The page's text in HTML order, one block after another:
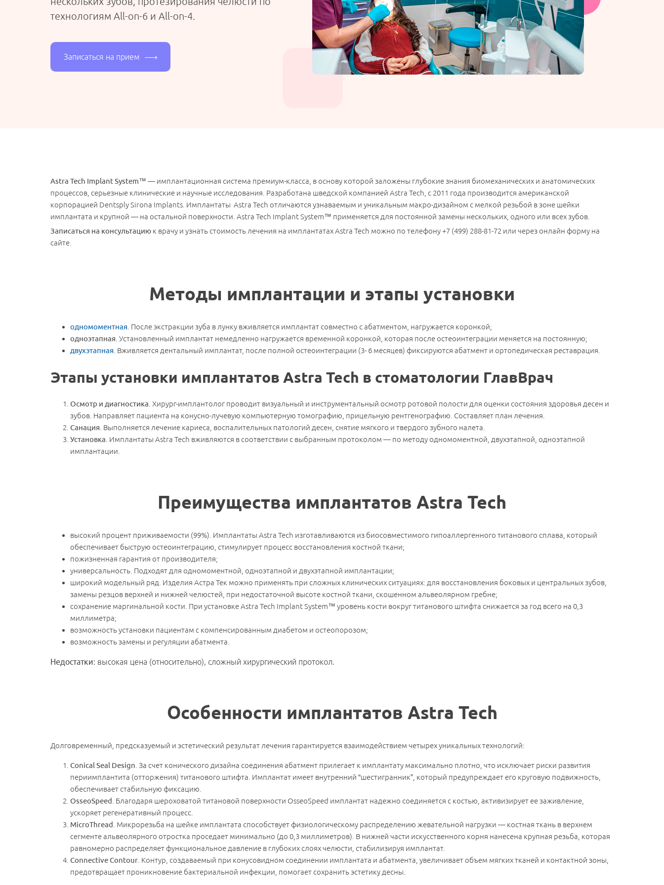
технологиям All-on-6 и All-on-4.
Записаться на прием
Astra Tech Implant System™ — имплантационная система премиум-класса, в основу которой заложены глубокие знания биомеханических и анатомических
процессов, серьезные клинические и научные исследования. Разработана шведской компанией Astra Tech, с 2011 года производится американской
корпорацией Dentsply Sirona Implants. Имплантаты Astra Tech отличаются узнаваемым и уникальным макро-дизайном с мелкой резьбой в зоне шейки
имплантата и крупной — на остальной поверхности. Astra Tech Implant System™ применяется для постоянной замены нескольких, одного или всех зубов.
Записаться на консультацию к врачу и узнать стоимость лечения на имплантатах Astra Tech можно по телефону +7 (499) 288-81-72 или через онлайн форму на
сайте.
Методы имплантации и этапы установки
одномоментная . После экстракции зуба в лунку вживляется имплантат совместно с абатментом, нагружается коронкой;
одноэтапная . Установленный имплантат немедленно нагружается временной коронкой, которая после остеоинтеграции меняется на постоянную;
двухэтапная . Вживляется дентальный имплантат, после полной остеоинтеграции (3- 6 месяцев) фиксируются абатмент и ортопедическая реставрация.
Этапы установки имплантатов Astra Tech в стоматологии ГлавВрач
Осмотр и диагностика . Хирург-имплантолог проводит визуальный и инструментальный осмотр ротовой полости для оценки состояния здоровья десен и
зубов. Направляет пациента на конусно-лучевую компьютерную томографию, прицельную рентгенографию. Составляет план лечения.
Санация . Выполняется лечение кариеса, воспалительных патологий десен, снятие мягкого и твердого зубного налета.
Установка . Имплантаты Astra Tech вживляются в соответствии с выбранным протоколом — по методу одномоментной, двухэтапной, одноэтапной
имплантации.
Преимущества имплантатов Astra Tech
высокий процент приживаемости (99%). Имплантаты Astra Tech изготавливаются из биосовместимого гипоаллергенного титанового сплава, который
обеспечивает быструю остеоинтеграцию, стимулирует процесс восстановления костной ткани;
пожизненная гарантия от производителя;
универсальность. Подходят для одномоментной, одноэтапной и двухэтапной имплантации;
широкий модельный ряд. Изделия Астра Тек можно применять при сложных клинических ситуациях: для восстановления боковых и центральных зубов,
замены резцов верхней и нижней челюстей, при недостаточной высоте костной ткани, скошенном альвеолярном гребне;
сохранение маргинальной кости. При установке Astra Tech Implant System™ уровень кости вокруг титанового штифта снижается за год всего на 0,3
миллиметра;
возможность установки пациентам с компенсированным диабетом и остеопорозом;
возможность замены и регуляции абатмента.
Недостатки: высокая цена (относительно), сложный хирургический протокол.
Особенности имплантатов Astra Tech
Долговременный, предсказуемый и эстетический результат лечения гарантируется взаимодействием четырех уникальных технологий:
Conical Seal Design . За счет конического дизайна соединения абатмент прилегает к имплантату максимально плотно, что исключает риски развития
периимплантита (отторжения) титанового штифта. Имплантат имеет внутренний “шестигранник”, который предупреждает его круговую подвижность,
обеспечивает стабильную фиксацию.
OsseoSpeed . Благодаря шероховатой титановой поверхности OsseoSpeed имплантат надежно соединяется с костью, активизирует ее заживление,
ускоряет регенеративный процесс.
MicroThread . Микрорезьба на шейке имплантата способствует физиологическому распределению жевательной нагрузки — костная ткань в верхнем
сегменте альвеолярного отростка проседает минимально (до 0,3 миллиметров). В нижней части искусственного корня нанесена крупная резьба, которая
равномерно распределяет функциональное давление в глубоких слоях челюсти, стабилизируя имплантат.
Connective Contour . Контур, создаваемый при конусовидном соединении имплантата и абатмента, увеличивает объем мягких тканей и контактной зоны,
предотвращает проникновение бактериальной инфекции, помогает сохранить эстетику десны.
Имя*
Наименование услуги:
Импланты Astra Tech
Ф.И.О.*
Мы свяжемся с Вами и подберем удобное время для визита.
Направление Специалист